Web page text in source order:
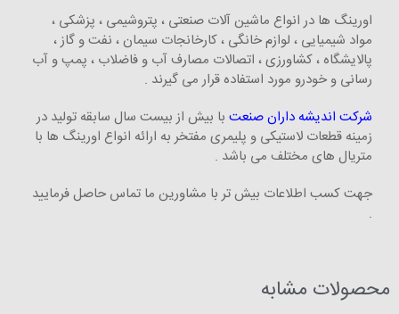
اورینگ ها در انواع ماشین آلات صنعتی ، پتروشیمی ، پزشکی ،
مواد شیمیایی ، لوازم خانگی ، کارخانجات سیمان ، نفت و گاز ،
پالایشگاه‌ ، کشاورزی ، اتصالات مصارف آب و فاضلاب ، پمپ و آب
رسانی و خودرو مورد استفاده قرار می گیرند .
شرکت اندیشه داران صنعت با بیش از بیست سال سابقه تولید در
زمینه قطعات لاستیکی و پلیمری مفتخر به ارائه انواع اورینگ ها با
متریال های مختلف می باشد .
جهت کسب اطلاعات بیش تر با مشاورین ما تماس حاصل فرمایید
.
محصولات مشابه